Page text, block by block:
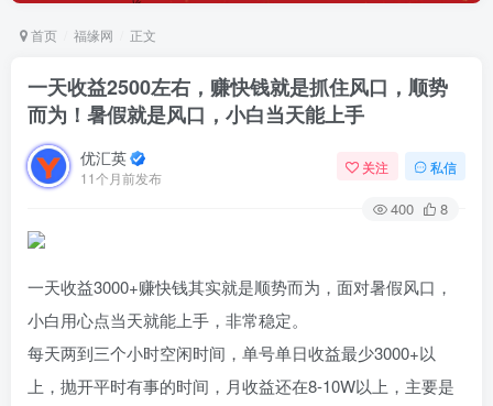
首页 福缘网 正文
一天收益2500左右，赚快钱就是抓住风口，顺势
而为！暑假就是风口，小白当天能上手
优汇英
11个月前发布
关注 私信
400 8
一天收益3000+赚快钱其实就是顺势而为，面对暑假风口，
小白用心点当天就能上手，非常稳定。
每天两到三个小时空闲时间，单号单日收益最少3000+以
上，抛开平时有事的时间，月收益还在8-10W以上，主要是